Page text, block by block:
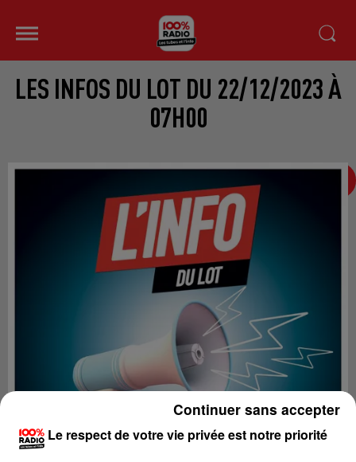
LES INFOS DU LOT DU 22/12/2023 À
07H00
Le respect de votre vie privée est notre priorité
Continuer sans accepter